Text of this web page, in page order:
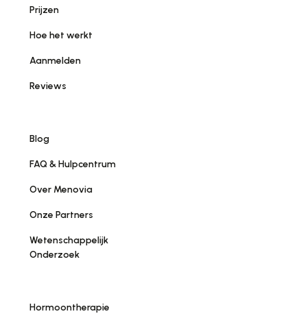
Prijzen
Hoe het werkt
Aanmelden
Reviews
Blog
FAQ & Hulpcentrum
Over Menovia
Onze Partners
Wetenschappelijk
Onderzoek
Hormoontherapie